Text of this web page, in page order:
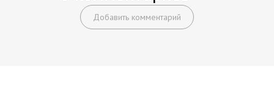
Добавить комментарий